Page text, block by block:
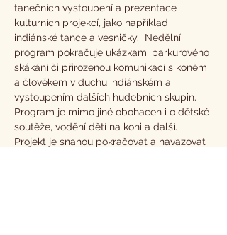
tanečních vystoupení a prezentace
kulturních projekcí, jako například
indiánské tance a vesničky.  Nedělní
program pokračuje ukázkami parkurového
skákání či přirozenou komunikací s koněm
a člověkem v duchu indiánském a
vystoupením dalších hudebních skupin.
Program je mimo jiné obohacen i o dětské
soutěže, vodění dětí na koni a další.
Projekt je snahou pokračovat a navazovat